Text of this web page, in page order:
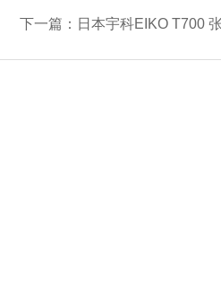
下一篇： 日本宇科EIKO T700